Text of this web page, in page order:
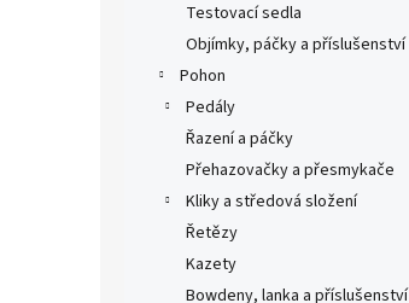
Testovací sedla
Objímky, páčky a příslušenství
Pohon
Pedály
Řazení a páčky
Přehazovačky a přesmykače
Kliky a středová složení
Řetězy
Kazety
Bowdeny, lanka a příslušenství